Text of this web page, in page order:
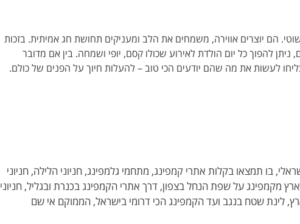
הם יוצרים אווירה, משמחים את הלב ומעניקים תחושת חג אמיתית. בזכות
להפוך כל יום הולדת לאירוע שכולו קסם, יופי ושמחה. בין אם מדובר
לעשות את מה שהם יודעים הכי טוב – להעלות חיוך על הפנים של כולם.
בו תמצאו בקלות אתרי קמפינג, מתחמי גלמפינג, חניוני הלילה, חניוני
מקמפינג על שפת הנחל בצפון, דרך אתרי הקמפינג בכנרת ובגליל, חניוני
לינת שטח בנגב ועד הקמפינג הכי דרומי בישראל, הממוקם אי שם